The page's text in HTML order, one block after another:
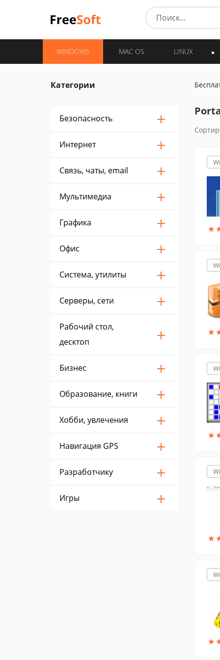
WINDOWS MAC OS LINUX
Категории
Безопасность
Интернет
Связь, чаты, email
Мультимедиа
Графика
Офис
Система, утилиты
Серверы, сети
Рабочий стол,
десктоп
Бизнес
Образование, книги
Хобби, увлечения
Навигация GPS
Разработчику
Игры
★
★
★
★
★
★
★
★
★
★